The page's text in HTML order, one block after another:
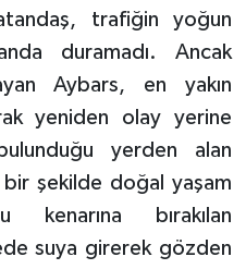
trafiğin yoğun
duramadı. Ancak
Aybars, en yakın
yeniden olay yerine
yerden alan
bir şekilde doğal yaşam
bırakılan
suya girerek gözden